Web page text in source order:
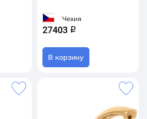
Чехия
27403 q
В корзину